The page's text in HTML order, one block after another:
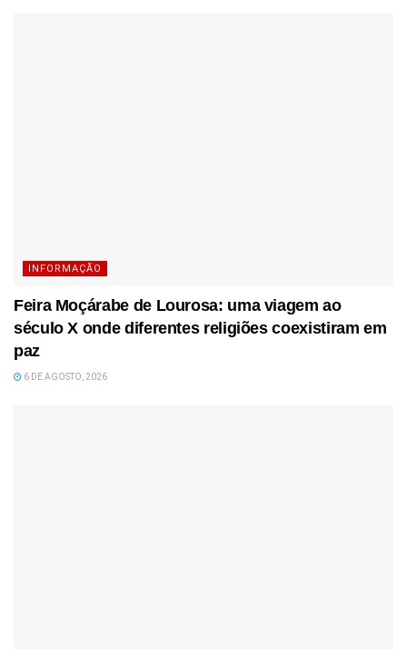
INFORMAÇÃO
Feira Moçárabe de Lourosa: uma viagem ao
século X onde diferentes religiões coexistiram em
paz
6 DE AGOSTO, 2026